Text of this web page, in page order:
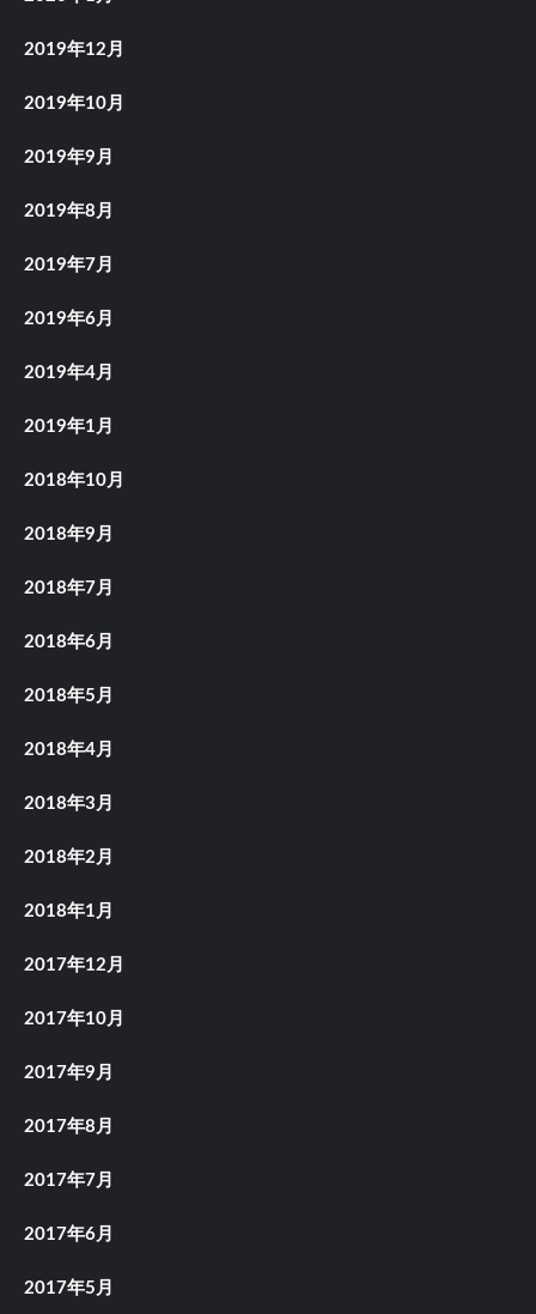
2019年12月
2019年10月
2019年9月
2019年8月
2019年7月
2019年6月
2019年4月
2019年1月
2018年10月
2018年9月
2018年7月
2018年6月
2018年5月
2018年4月
2018年3月
2018年2月
2018年1月
2017年12月
2017年10月
2017年9月
2017年8月
2017年7月
2017年6月
2017年5月